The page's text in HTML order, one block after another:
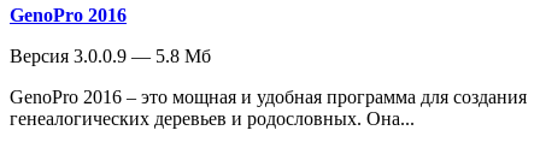
GenoPro 2016
Версия 3.0.0.9 — 5.8 Мб
GenoPro 2016 – это мощная и удобная программа для создания
генеалогических деревьев и родословных. Она...